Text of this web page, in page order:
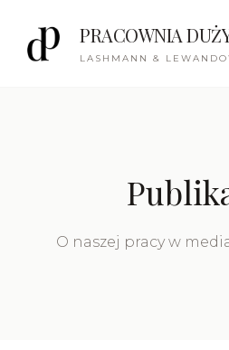
PRACOWNIA
LASHMANN &
O naszej pracy w